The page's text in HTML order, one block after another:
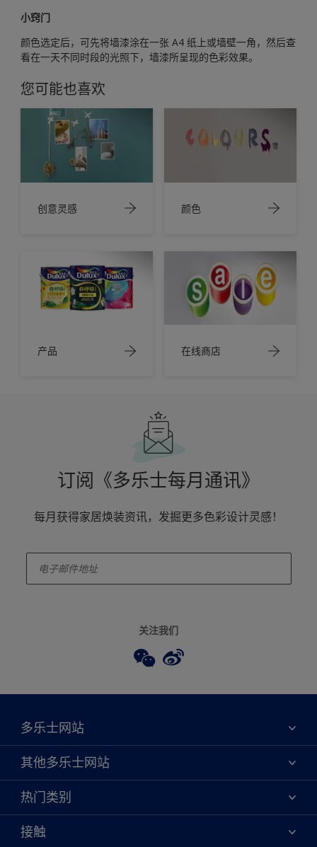
小窍门
颜色选定后，可先将墙漆涂在一张 A4 纸上或墙壁一角，然后查
看在一天不同时段的光照下，墙漆所呈现的色彩效果。
您可能也喜欢
创意灵感 颜色
产品 在线商店
订阅《多乐士每月通讯》
每月获得家居焕装资讯，发掘更多色彩设计灵感！
关注我们
多乐士网站
关于我们
联系我们
查找店铺
网站地图
其他多乐士网站
焕新服务
多乐士专业
天猫官方旗舰店
热门类别
颜色
接触